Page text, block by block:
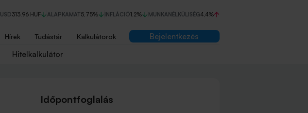
USD313,96 HUF ALAPKAMAT5,75% INFLÁCIÓ1,2% MUNKANÉLKÜLISÉG4,4%
Hírek Tudástár Kalkulátorok
Bejelentkezés
Hitelkalkulátor
Időpontfoglalás